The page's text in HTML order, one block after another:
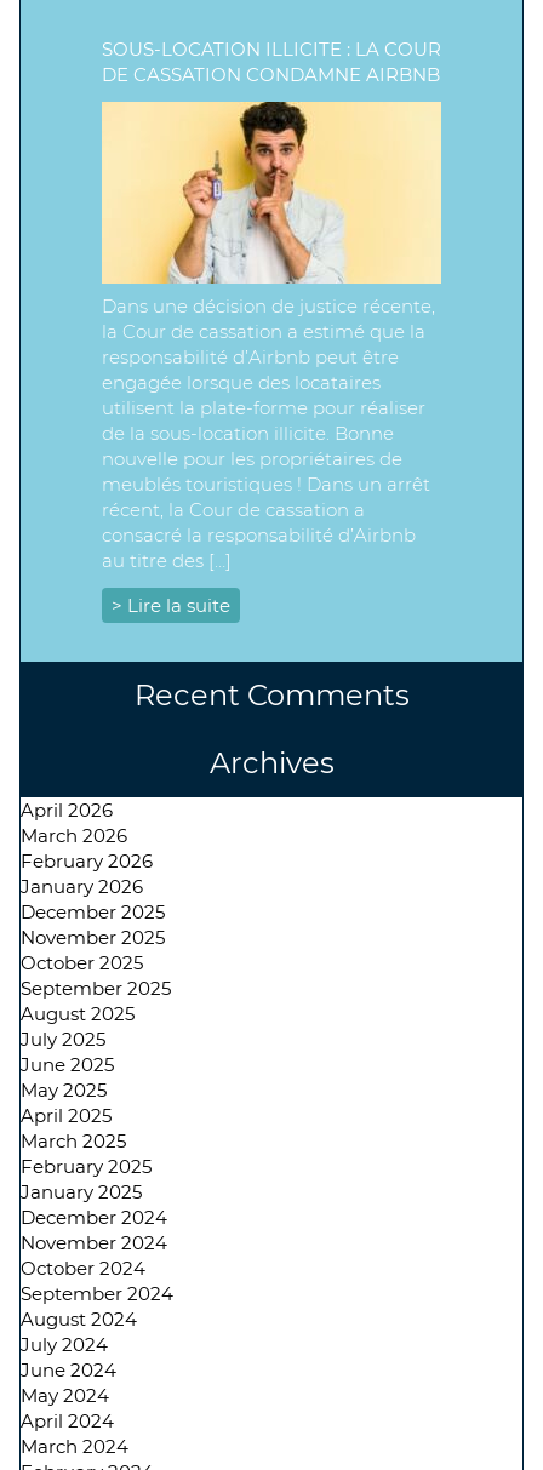
SOUS-LOCATION ILLICITE : LA COUR
DE CASSATION CONDAMNE AIRBNB
Dans une décision de justice récente,
la Cour de cassation a estimé que la
responsabilité d’Airbnb peut être
engagée lorsque des locataires
utilisent la plate-forme pour réaliser
de la sous-location illicite. Bonne
nouvelle pour les propriétaires de
meublés touristiques ! Dans un arrêt
récent, la Cour de cassation a
consacré la responsabilité d’Airbnb
au titre des […]
> Lire la suite
Recent Comments
Archives
April 2026
March 2026
February 2026
January 2026
December 2025
November 2025
October 2025
September 2025
August 2025
July 2025
June 2025
May 2025
April 2025
March 2025
February 2025
January 2025
December 2024
November 2024
October 2024
September 2024
August 2024
July 2024
June 2024
May 2024
April 2024
March 2024